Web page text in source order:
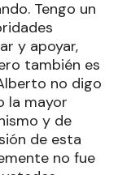
Tengo un
y apoyar,
también es
no digo
la mayor
y de
de esta
no fue